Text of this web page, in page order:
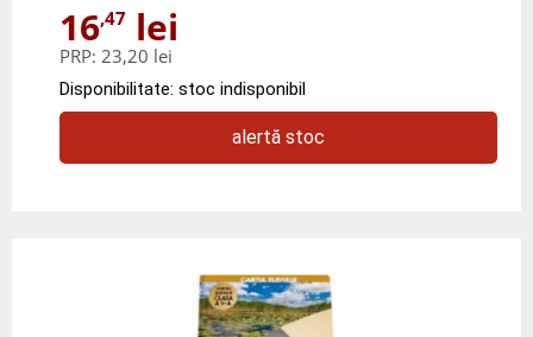
16,47 lei
PRP: 23,20 lei
Disponibilitate: stoc indisponibil
alertă stoc